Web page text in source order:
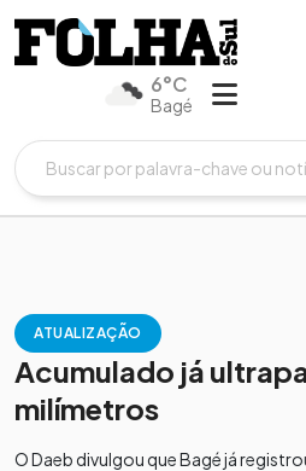
6°C
Bagé
ATUALIZAÇÃO
Acumulado já
milímetros
O Daeb divulgou que Bagé já